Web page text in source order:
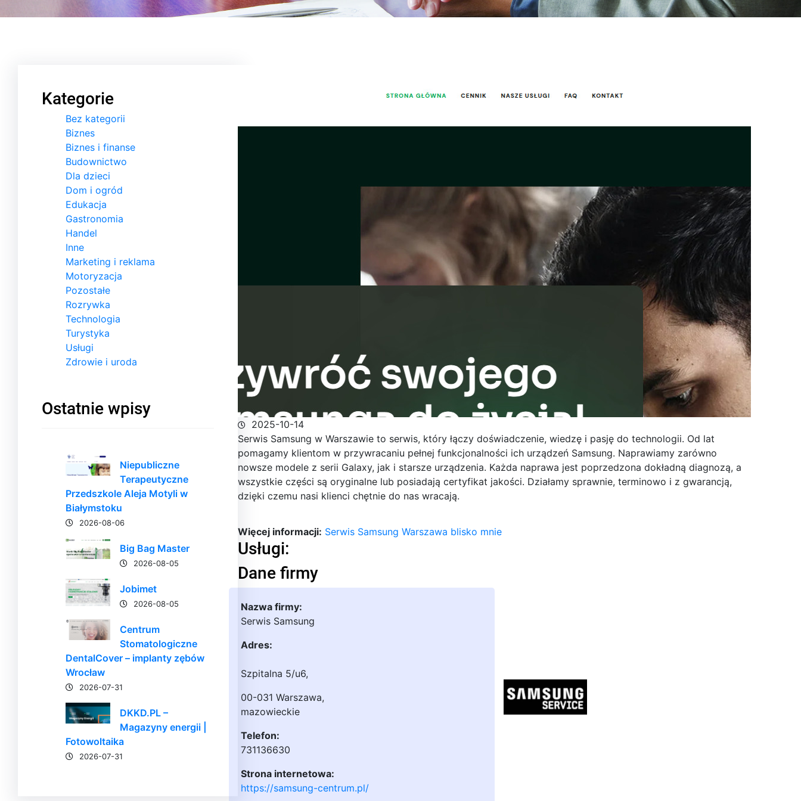
Kategorie
Bez kategorii
Biznes
Biznes i finanse
Budownictwo
Dla dzieci
Dom i ogród
Edukacja
Gastronomia
Handel
Inne
Marketing i reklama
Motoryzacja
Pozostałe
Rozrywka
Technologia
Turystyka
Usługi
Zdrowie i uroda
Ostatnie wpisy
Niepubliczne
Terapeutyczne
Przedszkole Aleja Motyli w
Białymstoku
2026-08-06
Big Bag Master
2026-08-05
Jobimet
2026-08-05
Centrum
Stomatologiczne
DentalCover – implanty zębów
Wrocław
2026-07-31
DKKD.PL –
Magazyny energii |
Fotowoltaika
2026-07-31
2025-10-14
Serwis Samsung w Warszawie to serwis, który łączy doświadczenie, wiedzę i pasję do technologii. Od lat
pomagamy klientom w przywracaniu pełnej funkcjonalności ich urządzeń Samsung. Naprawiamy zarówno
nowsze modele z serii Galaxy, jak i starsze urządzenia. Każda naprawa jest poprzedzona dokładną diagnozą, a
wszystkie części są oryginalne lub posiadają certyfikat jakości. Działamy sprawnie, terminowo i z gwarancją,
dzięki czemu nasi klienci chętnie do nas wracają.
Więcej informacji: Serwis Samsung Warszawa blisko mnie
Usługi:
Dane firmy
Nazwa firmy:
Serwis Samsung
Adres:
Szpitalna 5/u6,
00-031 Warszawa,
mazowieckie
Telefon:
731136630
Strona internetowa:
https://samsung-centrum.pl/